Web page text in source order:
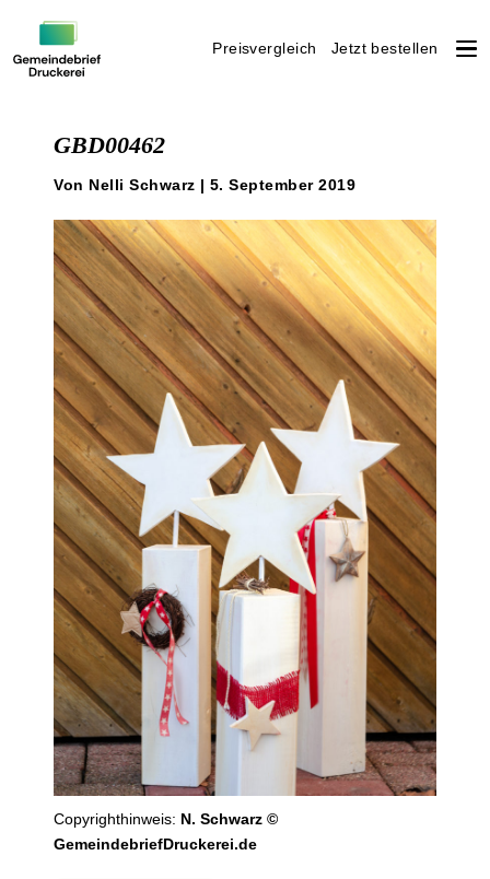
Preisvergleich Jetzt bestellen
GBD00462
Von Nelli Schwarz | 5. September 2019
Copyrighthinweis: N. Schwarz ©
GemeindebriefDruckerei.de